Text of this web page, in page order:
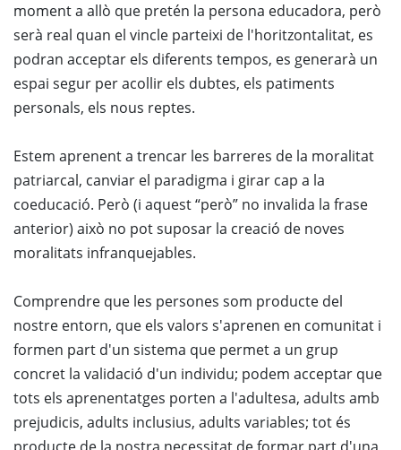
moment a allò que pretén la persona educadora, però
serà real quan el vincle parteixi de l'horitzontalitat, es
podran acceptar els diferents tempos, es generarà un
espai segur per acollir els dubtes, els patiments
personals, els nous reptes.
Estem aprenent a trencar les barreres de la moralitat
patriarcal, canviar el paradigma i girar cap a la
coeducació. Però (i aquest “però” no invalida la frase
anterior) això no pot suposar la creació de noves
moralitats infranquejables.
Comprendre que les persones som producte del
nostre entorn, que els valors s'aprenen en comunitat i
formen part d'un sistema que permet a un grup
concret la validació d'un individu; podem acceptar que
tots els aprenentatges porten a l'adultesa, adults amb
prejudicis, adults inclusius, adults variables; tot és